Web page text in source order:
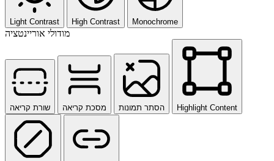
Light Contrast High Contrast Monochrome
מודולי אוריינטציה
שורת קריאה מסכת קריאה הסתר תמונות Highlight Content